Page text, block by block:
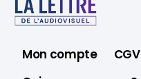
Mon compte CGV